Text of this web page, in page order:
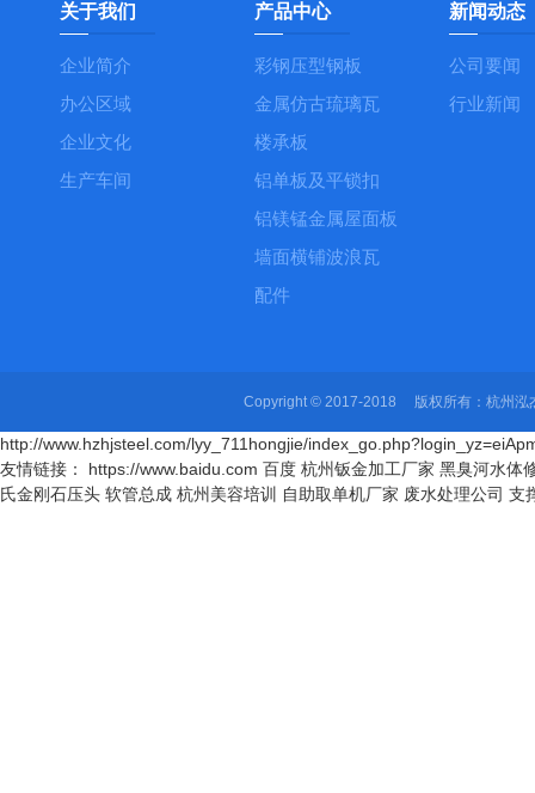
关于我们
企业简介
办公区域
企业文化
生产车间
产品中心
彩钢压型钢板
金属仿古琉璃瓦
楼承板
铝单板及平锁扣
铝镁锰金属屋面板
墙面横铺波浪瓦
配件
新闻动态
公司要闻
行业新闻
Copyright © 2017-2018 版权所有：杭州泓
http://www.hzhjsteel.com/lyy_711hongjie/
友情链接： https://www.baidu.com 百度 杭州钣金加工厂家 黑臭河水体
氏金刚石压头 软管总成 杭州美容培训 自助取单机厂家 废水处理公司 支